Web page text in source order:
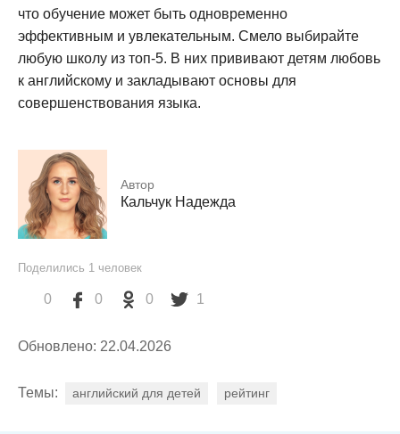
что обучение может быть одновременно
эффективным и увлекательным. Смело выбирайте
любую школу из топ-5. В них прививают детям любовь
к английскому и закладывают основы для
совершенствования языка.
Автор
Кальчук Надежда
Поделились 1 человек
0 0 0 1
Обновлено: 22.04.2026
Темы: английский для детей рейтинг